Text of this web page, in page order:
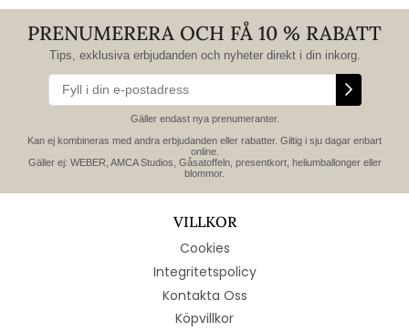
PRENUMERERA OCH FÅ 10 % RABATT
Tips, exklusiva erbjudanden och nyheter direkt i din inkorg.
Gäller endast nya prenumeranter.
Kan ej kombineras med andra erbjudanden eller rabatter. Giltig i sju dagar enbart
online.
Gäller ej: WEBER, AMCA Studios, Gåsatoffeln, presentkort, heliumballonger eller
blommor.
VILLKOR
Cookies
Integritetspolicy
Kontakta Oss
Köpvillkor